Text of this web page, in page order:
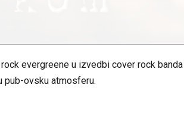
evergreene u izvedbi cover rock banda
pub-ovsku atmosferu.